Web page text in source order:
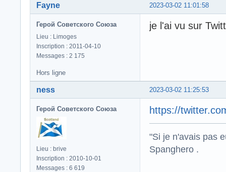
2023-03-02 11:01:58
Fayne
Герой Советского Союза
Lieu : Limoges
Inscription : 2011-04-10
Messages : 2 175
je l'ai vu sur
Hors ligne
2023-03-02 11:25:53
ness
Герой Советского Союза
Lieu : brive
Inscription : 2010-10-01
Messages : 6 619
https://
"Si je n'avais pas
Spanghero .